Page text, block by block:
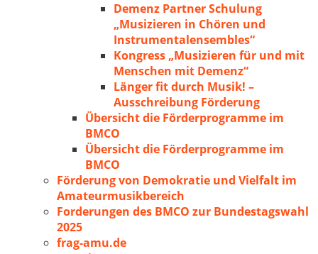
Demenz Partner Schulung
„Musizieren in Chören und
Instrumentalensembles“
Kongress „Musizieren für und mit
Menschen mit Demenz“
Länger fit durch Musik! –
Ausschreibung Förderung
Übersicht die Förderprogramme im
BMCO
Übersicht die Förderprogramme im
BMCO
Förderung von Demokratie und Vielfalt im
Amateurmusikbereich
Forderungen des BMCO zur Bundestagswahl
2025
frag-amu.de